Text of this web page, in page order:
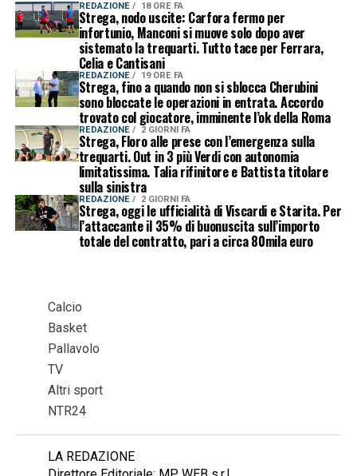
REDAZIONE 18 ORE FA
Strega, nodo uscite: Carfora fermo per
infortunio, Manconi si muove solo dopo aver
sistemato la trequarti. Tutto tace per Ferrara,
Celia e Cantisani
REDAZIONE 19 ORE FA
Strega, fino a quando non si sblocca Cherubini
sono bloccate le operazioni in entrata. Accordo
trovato col giocatore, imminente l’ok della Roma
REDAZIONE 2 GIORNI FA
Strega, Floro alle prese con l’emergenza sulla
trequarti. Out in 3 più Verdi con autonomia
limitatissima. Talia rifinitore e Battista titolare
sulla sinistra
REDAZIONE 2 GIORNI FA
Strega, oggi le ufficialità di Viscardi e Starita. Per
l’attaccante il 35% di buonuscita sull’importo
totale del contratto, pari a circa 80mila euro
Calcio
Basket
Pallavolo
TV
Altri sport
NTR24
LA REDAZIONE